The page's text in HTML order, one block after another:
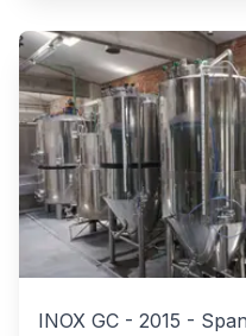
INOX GC - 2015 -